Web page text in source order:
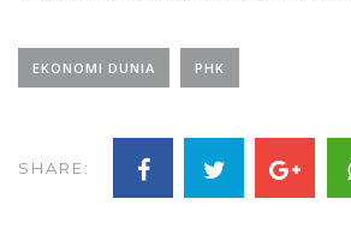
EKONOMI DUNIA PHK
SHARE: